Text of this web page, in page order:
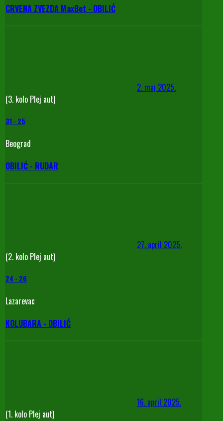
CRVENA ZVEZDA MaxBet - OBILIĆ
2. maj 2025.
(3. kolo Plej aut)
31 - 25
Beograd
OBILIĆ - RUDAR
27. april 2025.
(2. kolo Plej aut)
24 - 26
Lazarevac
KOLUBARA - OBILIĆ
16. april 2025.
(1. kolo Plej aut)